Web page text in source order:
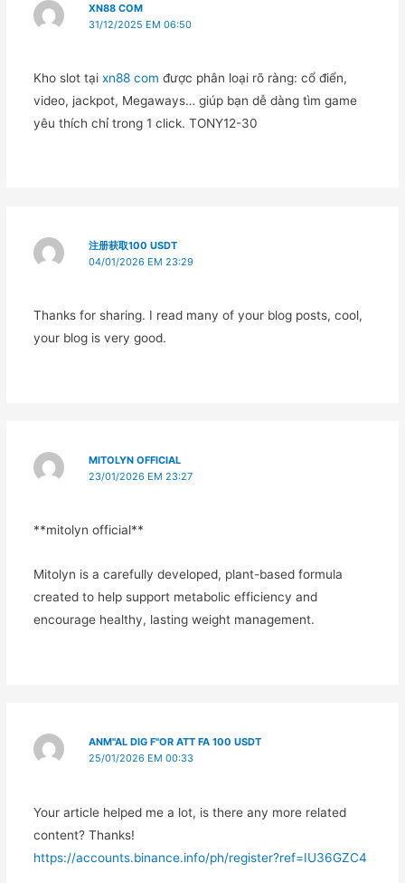
XN88 COM
31/12/2025 EM 06:50
Kho slot tại xn88 com được phân loại rõ ràng: cổ điển,
video, jackpot, Megaways… giúp bạn dễ dàng tìm game
yêu thích chỉ trong 1 click. TONY12-30
注册获取100 USDT
04/01/2026 EM 23:29
Thanks for sharing. I read many of your blog posts, cool,
your blog is very good.
MITOLYN OFFICIAL
23/01/2026 EM 23:27
**mitolyn official**
Mitolyn is a carefully developed, plant-based formula
created to help support metabolic efficiency and
encourage healthy, lasting weight management.
ANM"AL DIG F"OR ATT FA 100 USDT
25/01/2026 EM 00:33
Your article helped me a lot, is there any more related
content? Thanks!
https://accounts.binance.info/ph/register?ref=IU36GZC4